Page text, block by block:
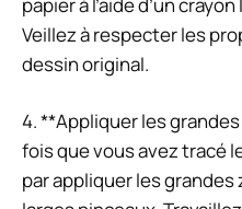
Veillez à respecter les
dessin original.
4. **Appliquer les
fois que vous avez tracé
par appliquer les grandes